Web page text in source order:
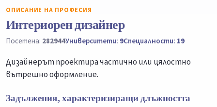
ОПИСАНИЕ НА ПРОФЕСИЯ
Интериорен дизайнер
Посетена: 282944Университети: 9Специалности: 19
Дизайнерът проектира частично или цялостно
вътрешно оформление.
Задължения, характеризиращи длъжността